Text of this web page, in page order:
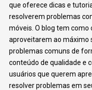
que oferece dicas e
resolverem problemas
móveis. O blog tem como
aproveitarem ao máximo
problemas comuns de
conteúdo de qualidade e
usuários que querem
resolver problemas em